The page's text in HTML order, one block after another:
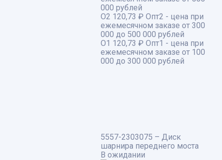
000 рублей
О2 120,73 ₽ Опт2 - цена при
ежемесячном заказе от 300
000 до 500 000 рублей
О1 120,73 ₽ Опт1 - цена при
ежемесячном заказе от 100
000 до 300 000 рублей
5557-2303075 – Диск
шарнира переднего моста
В ожидании